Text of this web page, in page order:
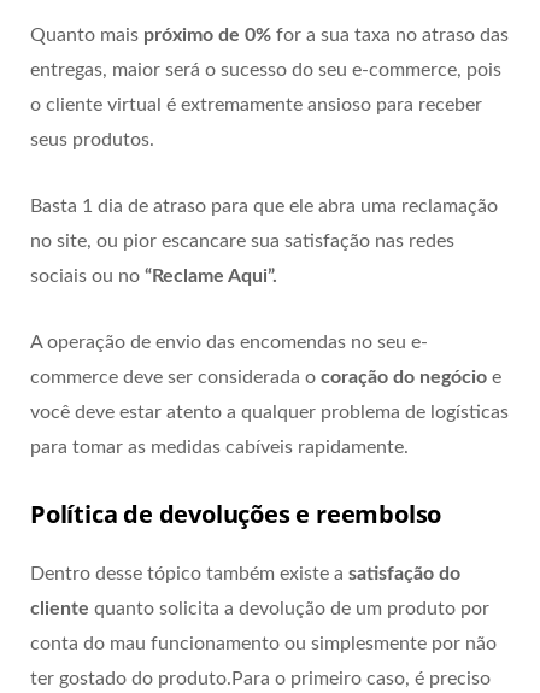
Quanto mais próximo de 0% for a sua taxa no atraso das
entregas, maior será o sucesso do seu e-commerce, pois
o cliente virtual é extremamente ansioso para receber
seus produtos.
Basta 1 dia de atraso para que ele abra uma reclamação
no site, ou pior escancare sua satisfação nas redes
sociais ou no “Reclame Aqui”.
A operação de envio das encomendas no seu e-
commerce deve ser considerada o coração do negócio e
você deve estar atento a qualquer problema de logísticas
para tomar as medidas cabíveis rapidamente.
Política de devoluções e reembolso
Dentro desse tópico também existe a satisfação do
cliente quanto solicita a devolução de um produto por
conta do mau funcionamento ou simplesmente por não
ter gostado do produto.Para o primeiro caso, é preciso